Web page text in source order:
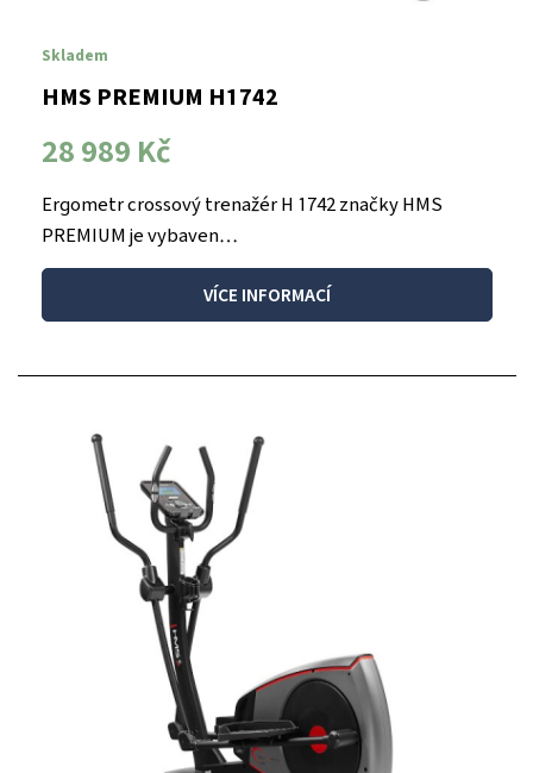
Skladem
HMS PREMIUM H1742
28 989 Kč
Ergometr crossový trenažér H 1742 značky HMS
PREMIUM je vybaven…
VÍCE INFORMACÍ